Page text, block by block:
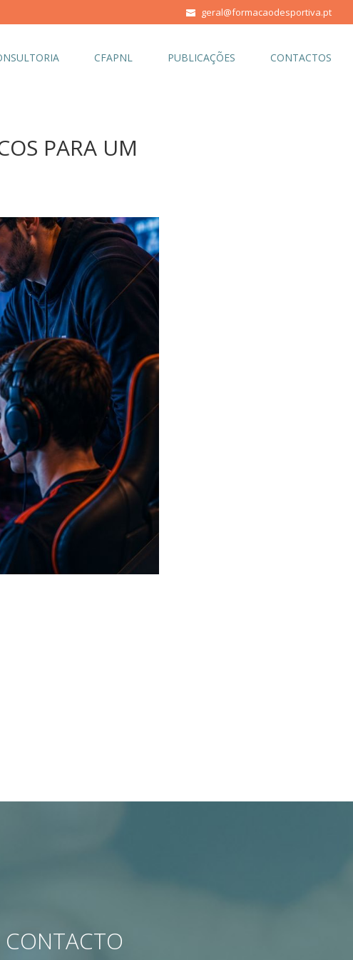
geral@formacaodesportiva.pt
CFAPNL PUBLICAÇÕES CONTACTOS
PARA UM
CONTACTO